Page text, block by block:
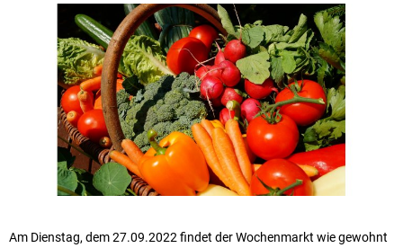
Am Dienstag, dem 27.09.2022 findet der Wochenmarkt wie gewohnt